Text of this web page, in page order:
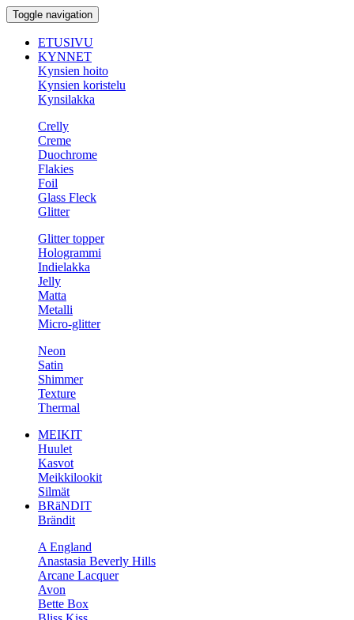
Toggle navigation
ETUSIVU
KYNNET
Kynsien hoito
Kynsien koristelu
Kynsilakka
Crelly
Creme
Duochrome
Flakies
Foil
Glass Fleck
Glitter
Glitter topper
Hologrammi
Indielakka
Jelly
Matta
Metalli
Micro-glitter
Neon
Satin
Shimmer
Texture
Thermal
MEIKIT
Huulet
Kasvot
Meikkilookit
Silmät
BRäNDIT
Brändit
A England
Anastasia Beverly Hills
Arcane Lacquer
Avon
Bette Box